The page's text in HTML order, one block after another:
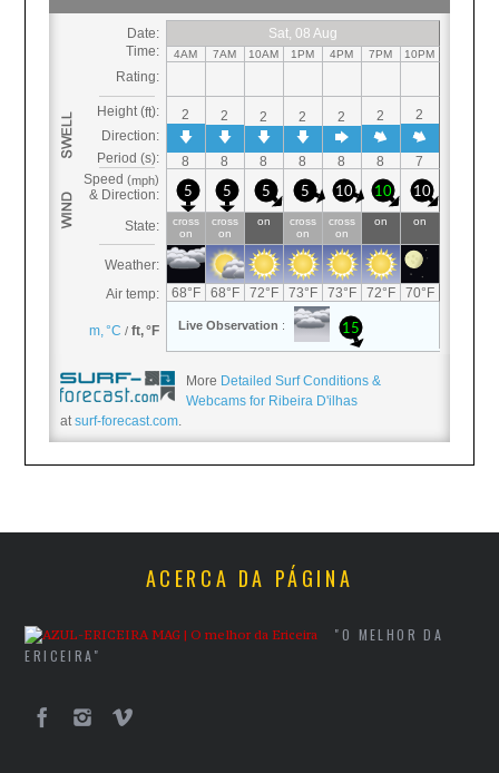
More Detailed Surf Conditions &
Webcams for Ribeira D'ilhas
atsurf-forecast.com.
ACERCA DA PÁGINA
"O MELHOR DA
ERICEIRA"